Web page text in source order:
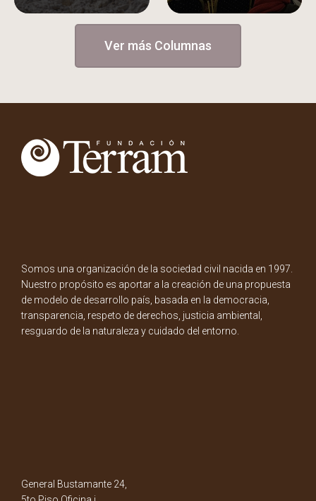
Ver más Columnas
Somos una organización de la sociedad civil nacida en 1997.
Nuestro propósito es aportar a la creación de una propuesta
de modelo de desarrollo país, basada en la democracia,
transparencia, respeto de derechos, justicia ambiental,
resguardo de la naturaleza y cuidado del entorno.
General Bustamante 24,